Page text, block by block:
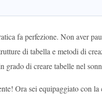
fa perfezione. Non aver
di tabella e metodi di
grado di creare tabelle nel
Ora sei equipaggiato con la